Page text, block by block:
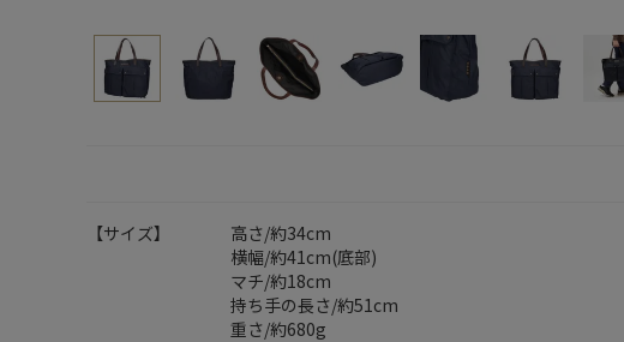
【サイズ】
高さ/約34cm
横幅/約41cm(底部)
マチ/約18cm
持ち手の長さ/約51cm
重さ/約680g